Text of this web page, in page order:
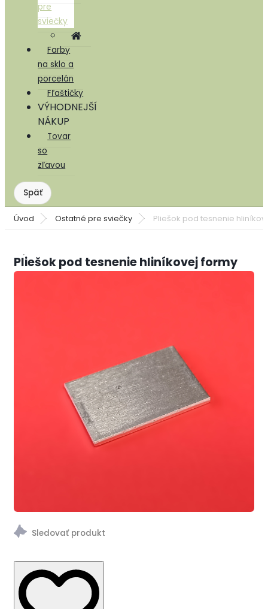
pre
sviečky
Farby
na sklo a
porcelán
Fľaštičky
VÝHODNEJŠÍ
NÁKUP
Tovar
so
zľavou
Úvod Ostatné pre sviečky Pliešok pod tesnenie
Pliešok pod tesnenie hliníkovej formy